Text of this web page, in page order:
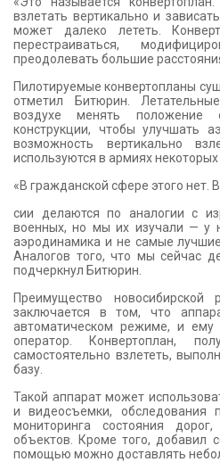
взлетать вертикально и
может далеко лететь.
перестраиваться,
преодолевать большие
Пилотируемые конвертопланы
отметил Битюрин.
воздухе менять положение
конструкции, чтобы улучшать
возможность вертикально
используются в армиях некоторых
«В гражданской сфере этого нет.
сии делаются по аналогии с
военных, но мы их изучали — у
аэродинамика и не самые
Аналогов того, что мы сейчас
подчеркнул Битюрин.
Преимущество новосибирской
заключается в том, что
автоматическом режиме, и
оператор. Конвертоплан,
самостоятельно взлететь,
базу.
Такой аппарат может
и видеосъемки, обследования
мониторинга состояния
объектов. Кроме того, добавил
помощью можно доставлять